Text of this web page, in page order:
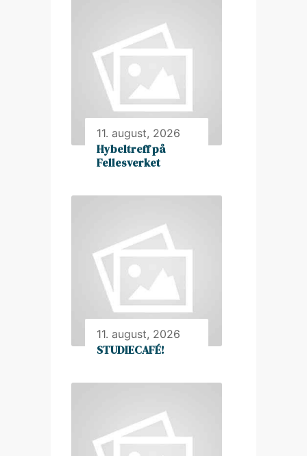
11. august, 2026
Hybeltreff på
Fellesverket
11. august, 2026
STUDIECAFÉ!